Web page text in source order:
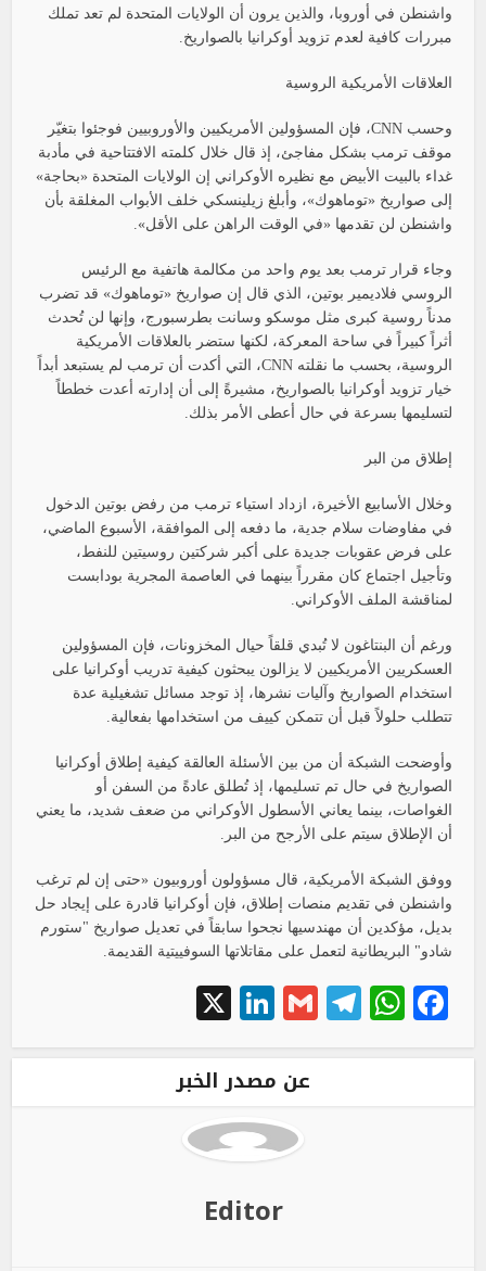
واشنطن في أوروبا، والذين يرون أن الولايات المتحدة لم تعد تملك
مبررات كافية لعدم تزويد أوكرانيا بالصواريخ.
العلاقات الأمريكية الروسية
وحسب CNN، فإن المسؤولين الأمريكيين والأوروبيين فوجئوا بتغيّر
موقف ترمب بشكل مفاجئ، إذ قال خلال كلمته الافتتاحية في مأدبة
غداء بالبيت الأبيض مع نظيره الأوكراني إن الولايات المتحدة «بحاجة»
إلى صواريخ «توماهوك»، وأبلغ زيلينسكي خلف الأبواب المغلقة بأن
واشنطن لن تقدمها «في الوقت الراهن على الأقل».
وجاء قرار ترمب بعد يوم واحد من مكالمة هاتفية مع الرئيس
الروسي فلاديمير بوتين، الذي قال إن صواريخ «توماهوك» قد تضرب
مدناً روسية كبرى مثل موسكو وسانت بطرسبورج، وإنها لن تُحدث
أثراً كبيراً في ساحة المعركة، لكنها ستضر بالعلاقات الأمريكية
الروسية، بحسب ما نقلته CNN، التي أكدت أن ترمب لم يستبعد أبداً
خيار تزويد أوكرانيا بالصواريخ، مشيرةً إلى أن إدارته أعدت خططاً
لتسليمها بسرعة في حال أعطى الأمر بذلك.
إطلاق من البر
وخلال الأسابيع الأخيرة، ازداد استياء ترمب من رفض بوتين الدخول
في مفاوضات سلام جدية، ما دفعه إلى الموافقة، الأسبوع الماضي،
على فرض عقوبات جديدة على أكبر شركتين روسيتين للنفط،
وتأجيل اجتماع كان مقرراً بينهما في العاصمة المجرية بودابست
لمناقشة الملف الأوكراني.
ورغم أن البنتاغون لا تُبدي قلقاً حيال المخزونات، فإن المسؤولين
العسكريين الأمريكيين لا يزالون يبحثون كيفية تدريب أوكرانيا على
استخدام الصواريخ وآليات نشرها، إذ توجد مسائل تشغيلية عدة
تتطلب حلولاً قبل أن تتمكن كييف من استخدامها بفعالية.
وأوضحت الشبكة أن من بين الأسئلة العالقة كيفية إطلاق أوكرانيا
الصواريخ في حال تم تسليمها، إذ تُطلق عادةً من السفن أو
الغواصات، بينما يعاني الأسطول الأوكراني من ضعف شديد، ما يعني
أن الإطلاق سيتم على الأرجح من البر.
ووفق الشبكة الأمريكية، قال مسؤولون أوروبيون «حتى إن لم ترغب
واشنطن في تقديم منصات إطلاق، فإن أوكرانيا قادرة على إيجاد حل
بديل، مؤكدين أن مهندسيها نجحوا سابقاً في تعديل صواريخ "ستورم
شادو" البريطانية لتعمل على مقاتلاتها السوفييتية القديمة.
Facebook
WhatsApp
Telegram
Gmail
LinkedIn
عن مصدر الخبر
Editor